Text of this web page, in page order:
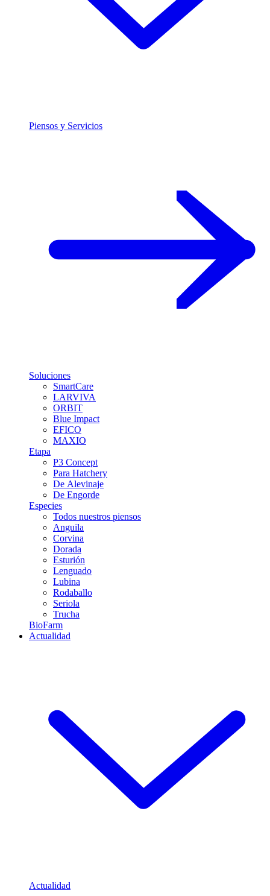
Piensos y Servicios
Soluciones
SmartCare
LARVIVA
ORBIT
Blue Impact
EFICO
MAXIO
Etapa
P3 Concept
Para Hatchery
De Alevinaje
De Engorde
Especies
Todos nuestros piensos
Anguila
Corvina
Dorada
Esturión
Lenguado
Lubina
Rodaballo
Seriola
Trucha
BioFarm
Actualidad
Actualidad